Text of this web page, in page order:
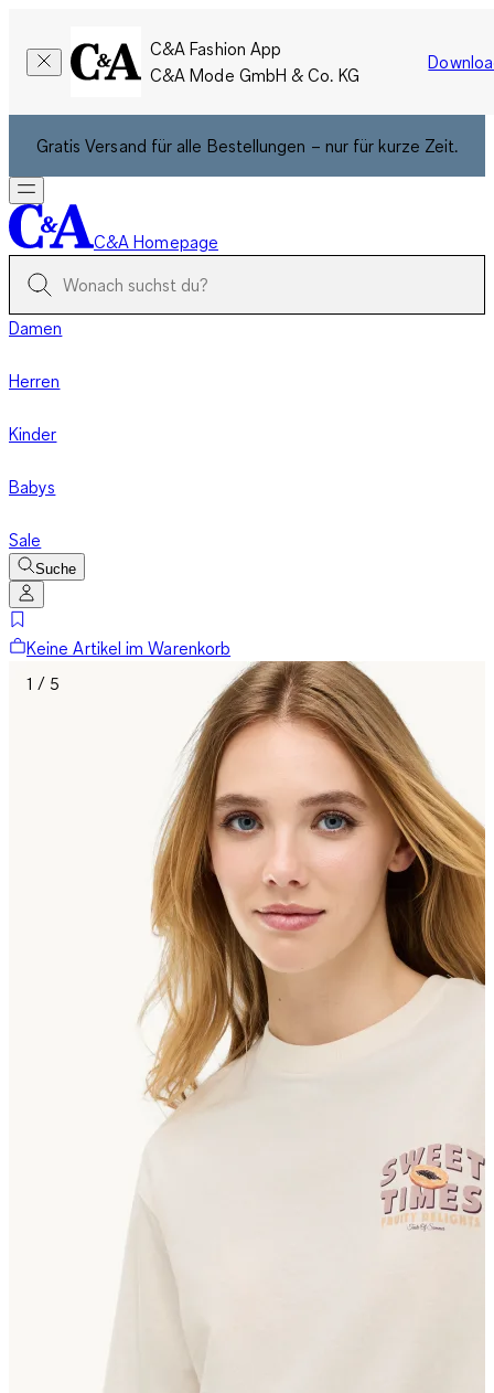
C&A Fashion App
C&A Mode GmbH & Co. KG
Gratis Versand für alle Bestellungen – nur für kurze Zeit.
C&A Homepage
Damen
Herren
Kinder
Babys
Sale
Suche
Keine Artikel im Warenkorb
1 / 5